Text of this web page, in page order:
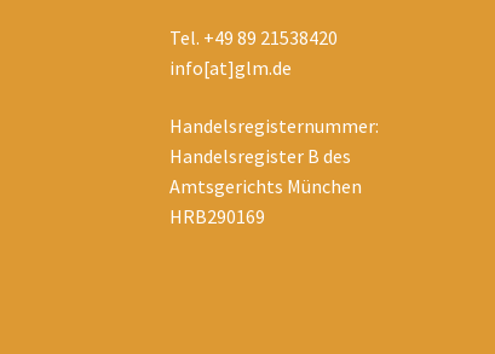
Tel. +49 89 21538420
info[at]glm.de
Handelsregisternummer:
Handelsregister B des
Amtsgerichts München
HRB290169